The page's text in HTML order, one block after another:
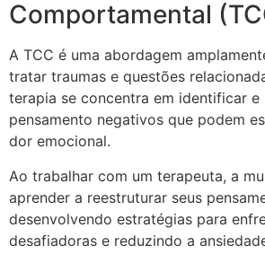
Comportamental
A TCC é uma abordagem
tratar traumas e questões
terapia se concentra em identificar e
pensamento negativos que podem
dor emocional.
Ao trabalhar com um terapeuta, a
aprender a reestruturar seus
desenvolvendo estratégias para
desafiadoras e reduzindo a